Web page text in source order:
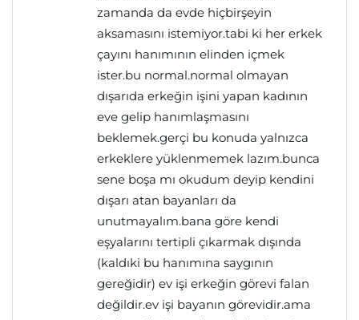
zamanda da evde hiçbirşeyin
aksamasını istemiyor.tabi ki her erkek
çayını hanımının elinden içmek
ister.bu normal.normal olmayan
dışarıda erkeğin işini yapan kadının
eve gelip hanımlaşmasını
beklemek.gerçi bu konuda yalnızca
erkeklere yüklenmemek lazım.bunca
sene boşa mı okudum deyip kendini
dışarı atan bayanları da
unutmayalım.bana göre kendi
eşyalarını tertipli çıkarmak dışında
(kaldıki bu hanımına saygının
gereğidir) ev işi erkeğin görevi falan
değildir.ev işi bayanın görevidir.ama